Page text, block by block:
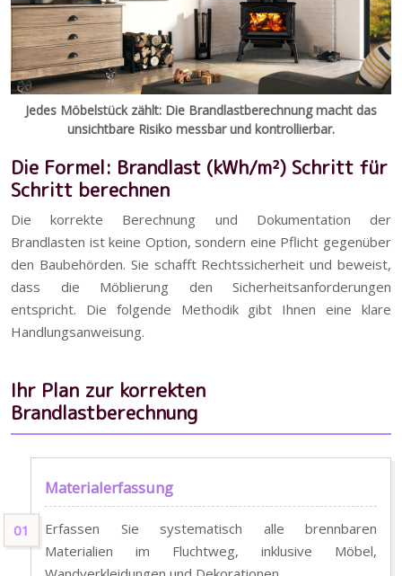
Jedes Möbelstück zählt: Die Brandlastberechnung macht das
unsichtbare Risiko messbar und kontrollierbar.
Die Formel: Brandlast (kWh/m²) Schritt für
Schritt berechnen
Die korrekte Berechnung und Dokumentation der
Brandlasten ist keine Option, sondern eine Pflicht gegenüber
den Baubehörden. Sie schafft Rechtssicherheit und beweist,
dass die Möblierung den Sicherheitsanforderungen
entspricht. Die folgende Methodik gibt Ihnen eine klare
Handlungsanweisung.
Ihr Plan zur korrekten
Brandlastberechnung
Materialerfassung
Erfassen Sie systematisch alle brennbaren
Materialien im Fluchtweg, inklusive Möbel,